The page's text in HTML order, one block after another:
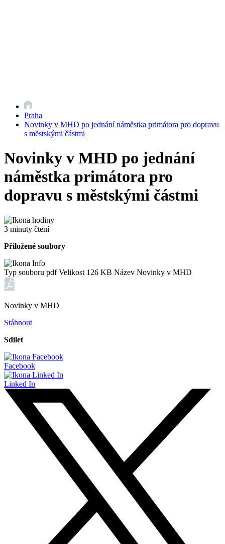
Praha
Novinky v MHD po jednání náměstka primátora pro dopravu
s městskými částmi
Novinky v MHD po jednání
náměstka primátora pro
dopravu s městskými částmi
3 minuty čtení
Přiložené soubory
Typ souboru pdf Velikost 126 KB Název Novinky v MHD
Novinky v MHD
Stáhnout
Sdílet
Facebook
Linked In